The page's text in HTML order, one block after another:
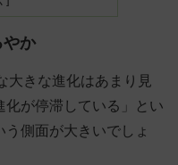
か
大きな進化はあまり見
化が停滞している」とい
側面が大きいでしょ